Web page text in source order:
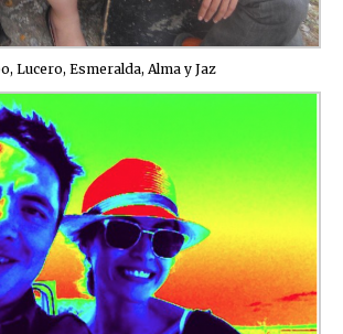
Lucero, Esmeralda, Alma y Jaz